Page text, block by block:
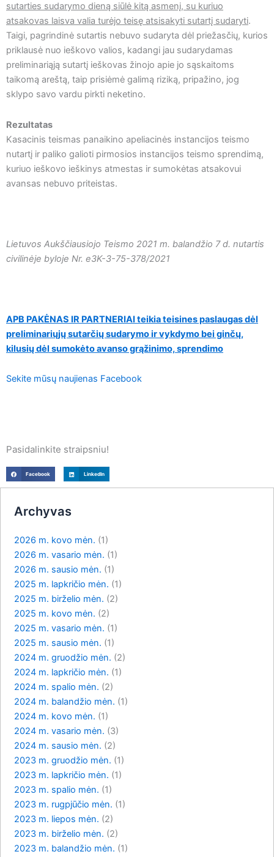
sutarties sudarymo dieną siūlė kitą asmenį, su kuriuo
atsakovas laisva valia turėjo teisę atsisakyti sutartį sudaryti.
Taigi, pagrindinė sutartis nebuvo sudaryta dėl priežasčių, kurios
priklausė nuo ieškovo valios, kadangi jau sudarydamas
preliminariąją sutartį ieškovas žinojo apie jo sąskaitoms
taikomą areštą, taip prisiėmė galimą riziką, pripažino, jog
sklypo savo vardu pirkti neketino.
Rezultatas
Kasacinis teismas panaikino apeliacinės instancijos teismo
nutartį ir paliko galioti pirmosios instancijos teismo sprendimą,
kuriuo ieškovo ieškinys atmestas ir sumokėtas atsakovui
avansas nebuvo priteistas.
Lietuvos Aukščiausiojo Teismo 2021 m. balandžio 7 d. nutartis
civilinėje byloje Nr. e3K-3-75-378/2021
APB PAKĖNAS IR PARTNERIAI teikia teisines paslaugas dėl
preliminariųjų sutarčių sudarymo ir vykdymo bei ginčų,
kilusių dėl sumokėto avanso grąžinimo, sprendimo
Sekite mūsų naujienas Facebook
Pasidalinkite straipsniu!
Facebook LinkedIn
Archyvas
2026 m. kovo mėn. (1)
2026 m. vasario mėn. (1)
2026 m. sausio mėn. (1)
2025 m. lapkričio mėn. (1)
2025 m. birželio mėn. (2)
2025 m. kovo mėn. (2)
2025 m. vasario mėn. (1)
2025 m. sausio mėn. (1)
2024 m. gruodžio mėn. (2)
2024 m. lapkričio mėn. (1)
2024 m. spalio mėn. (2)
2024 m. balandžio mėn. (1)
2024 m. kovo mėn. (1)
2024 m. vasario mėn. (3)
2024 m. sausio mėn. (2)
2023 m. gruodžio mėn. (1)
2023 m. lapkričio mėn. (1)
2023 m. spalio mėn. (1)
2023 m. rugpjūčio mėn. (1)
2023 m. liepos mėn. (2)
2023 m. birželio mėn. (2)
2023 m. balandžio mėn. (1)